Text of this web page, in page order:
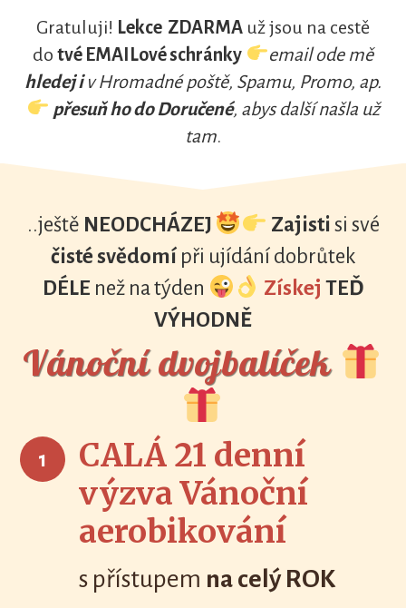
Gratuluji! Lekce ZDARMA už jsou na cestě
do tvé EMAILové schránky
email ode mě
hledej iv Hromadné poště, Spamu, Promo, ap.
přesuň ho do Doručené, abys další našla už
tam.
..ještě NEODCHÁZEJ Zajisti si své
čisté svědomípři ujídání dobrůtek
DÉLE než na týden Získej TEĎ
VÝHODNĚ
Vánoční dvojbalíček
1
CALÁ 21 denní
výzva Vánoční
aerobikování
s přístupem na celý ROK